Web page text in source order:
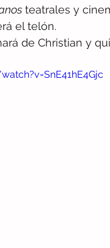
teatrales y
el telón.
de Christian y